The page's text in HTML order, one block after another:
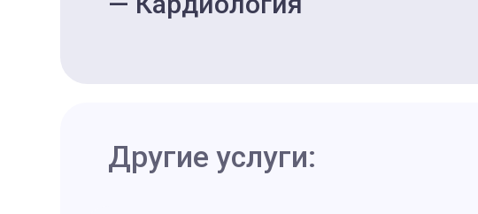
Другие услуги: